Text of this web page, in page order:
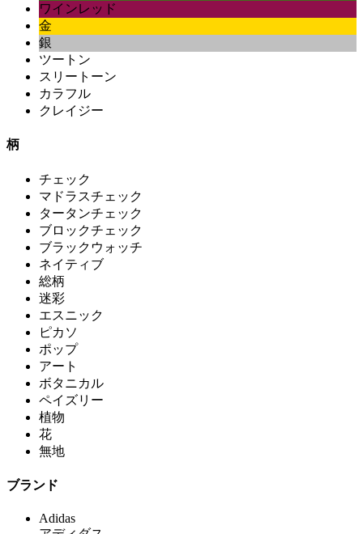
ワインレッド
金
銀
ツートン
スリートーン
カラフル
クレイジー
柄
チェック
マドラスチェック
タータンチェック
ブロックチェック
ブラックウォッチ
ネイティブ
総柄
迷彩
エスニック
ピカソ
ポップ
アート
ボタニカル
ペイズリー
植物
花
無地
ブランド
Adidas